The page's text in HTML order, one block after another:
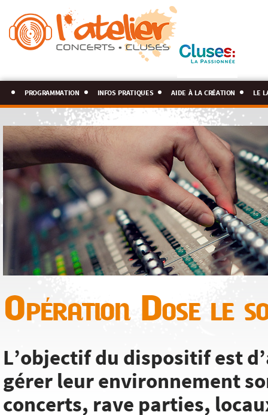
programmation infos pratiques aide à la création le
Opération Dose le
L’objectif du dispositif est
gérer leur environnement
concerts, rave parties,